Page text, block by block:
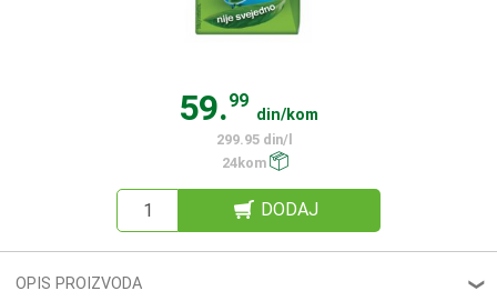
59.99
din/kom
299.95 din/l
24kom
DODAJ
OPIS PROIZVODA ❮